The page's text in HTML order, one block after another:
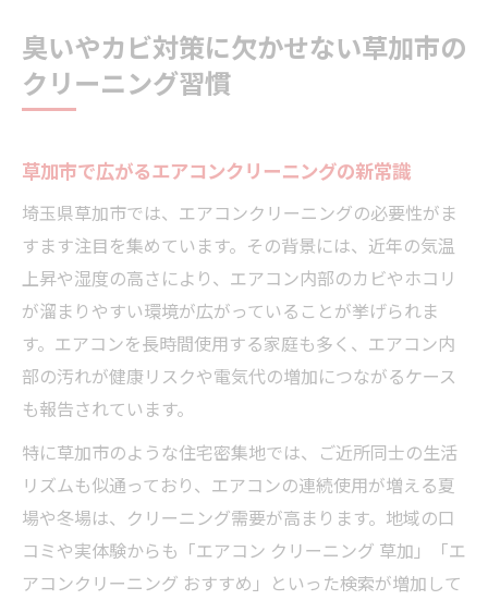
臭いやカビ対策に欠かせない草加市の
クリーニング習慣
草加市で広がるエアコンクリーニングの新常識
埼玉県草加市では、エアコンクリーニングの必要性がま
すます注目を集めています。その背景には、近年の気温
上昇や湿度の高さにより、エアコン内部のカビやホコリ
が溜まりやすい環境が広がっていることが挙げられま
す。エアコンを長時間使用する家庭も多く、エアコン内
部の汚れが健康リスクや電気代の増加につながるケース
も報告されています。
特に草加市のような住宅密集地では、ご近所同士の生活
リズムも似通っており、エアコンの連続使用が増える夏
場や冬場は、クリーニング需要が高まります。地域の口
コミや実体験からも「エアコン クリーニング 草加」「エ
アコンクリーニング おすすめ」といった検索が増加して